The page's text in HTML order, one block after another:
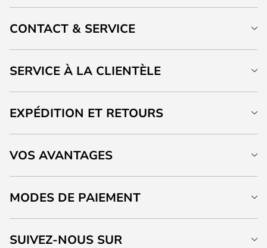
CONTACT & SERVICE
SERVICE À LA CLIENTÈLE
EXPÉDITION ET RETOURS
VOS AVANTAGES
MODES DE PAIEMENT
SUIVEZ-NOUS SUR